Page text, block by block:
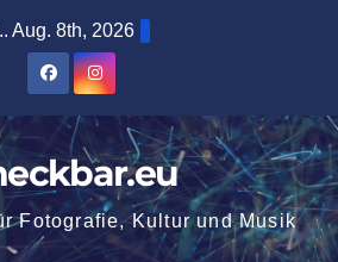
Aug. 8th, 2026
Fotografie, Kultur und Musik